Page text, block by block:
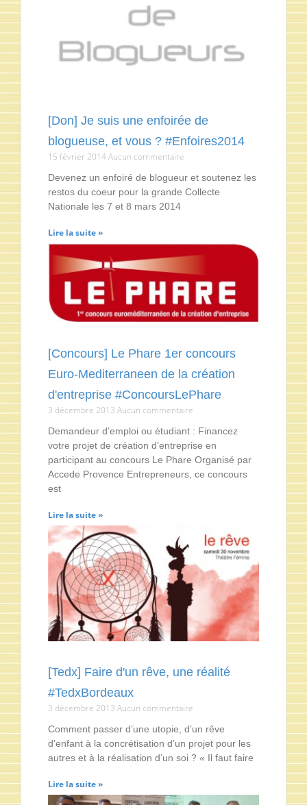
[Don] Je suis une enfoirée de
blogueuse, et vous ? #Enfoires2014
15 février 2014Aucun commentaire
Devenez un enfoiré de blogueur et soutenez les
restos du coeur pour la grande Collecte
Nationale les 7 et 8 mars 2014
Lire la suite »
[Concours] Le Phare 1er concours
Euro-Mediterraneen de la création
d'entreprise #ConcoursLePhare
3 décembre 2013 Aucun commentaire
Demandeur d’emploi ou étudiant : Financez
votre projet de création d’entreprise en
participant au concours Le Phare Organisé par
Accede Provence Entrepreneurs, ce concours
est
Lire la suite »
[Tedx] Faire d'un rêve, une réalité
#TedxBordeaux
3 décembre 2013 Aucun commentaire
Comment passer d’une utopie, d’un rêve
d’enfant à la concrétisation d’un projet pour les
autres et à la réalisation d’un soi ? « Il faut faire
Lire la suite »